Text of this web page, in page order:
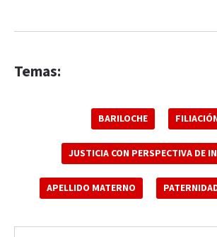
Temas:
BARILOCHE
JUSTICIA CON PERSPECTIVA DE
APELLIDO MATERNO